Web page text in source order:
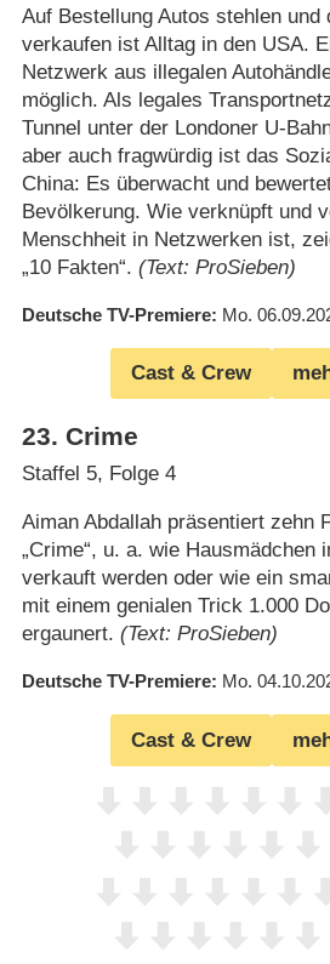
Auf Bestellung Autos stehlen und
verkaufen ist Alltag in den USA.
Netzwerk aus illegalen
möglich. Als legales
Tunnel unter der Londoner U-
aber auch fragwürdig ist das
China: Es überwacht und
Bevölkerung. Wie verknüpft und
Menschheit in Netzwerken ist,
„10 Fakten“. (Text: ProSieben)
Deutsche TV-Premiere Mo.
Cast & Crew
23. Crime
Staffel 5, Folge 4
Aiman Abdallah präsentiert zehn
„Crime“, u. a. wie Hausmädchen
verkauft werden oder wie ein
mit einem genialen Trick 1.000
ergaunert. (Text: ProSieben)
Deutsche TV-Premiere Mo.
Cast & Crew